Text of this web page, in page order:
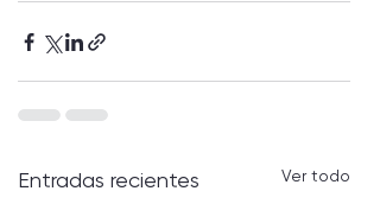
Entradas recientes Ver todo